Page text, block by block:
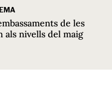
de les
als nivells del maig